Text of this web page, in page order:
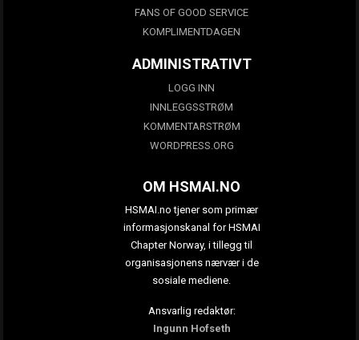
FANS OF GOOD SERVICE
KOMPLIMENTDAGEN
ADMINISTRATIVT
LOGG INN
INNLEGGSSTRØM
KOMMENTARSTRØM
WORDPRESS.ORG
OM HSMAI.NO
HSMAI.no tjener som primær
informasjonskanal for HSMAI
Chapter Norway, i tillegg til
organisasjonens nærvær i de
sosiale mediene.
Ansvarlig redaktør:
Ingunn Hofseth